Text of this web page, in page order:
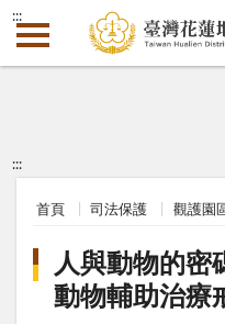
:::
:::
首頁 司法保護 觀護園
人與動物的密
動物輔助治療